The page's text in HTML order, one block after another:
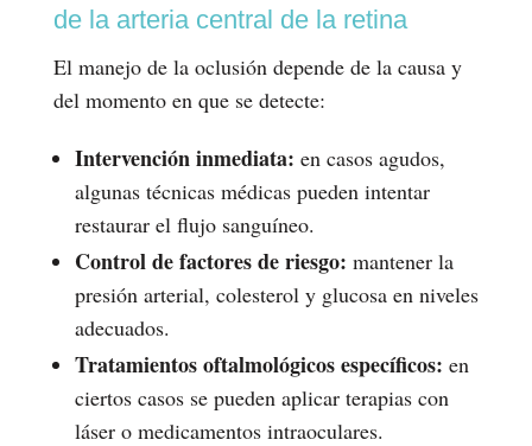
de la arteria central de la retina
El manejo de la oclusión depende de la causa y
del momento en que se detecte:
Intervención inmediata: en casos agudos,
algunas técnicas médicas pueden intentar
restaurar el flujo sanguíneo.
Control de factores de riesgo: mantener la
presión arterial, colesterol y glucosa en niveles
adecuados.
Tratamientos oftalmológicos específicos: en
ciertos casos se pueden aplicar terapias con
láser o medicamentos intraoculares.